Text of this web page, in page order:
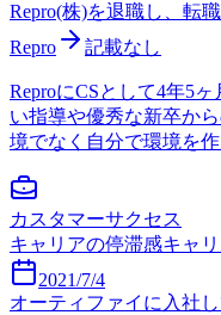
Repro(株)を退職し、転
Repro
記載なし
ReproにCSとして4年5
い指導や優秀な新卒か
境でなく自分で環境を
カスタマーサクセス
キャリアの停滞感キャ
2021/7/4
オーティファイに入社